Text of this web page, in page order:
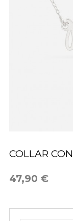
COLLAR
47,90 €